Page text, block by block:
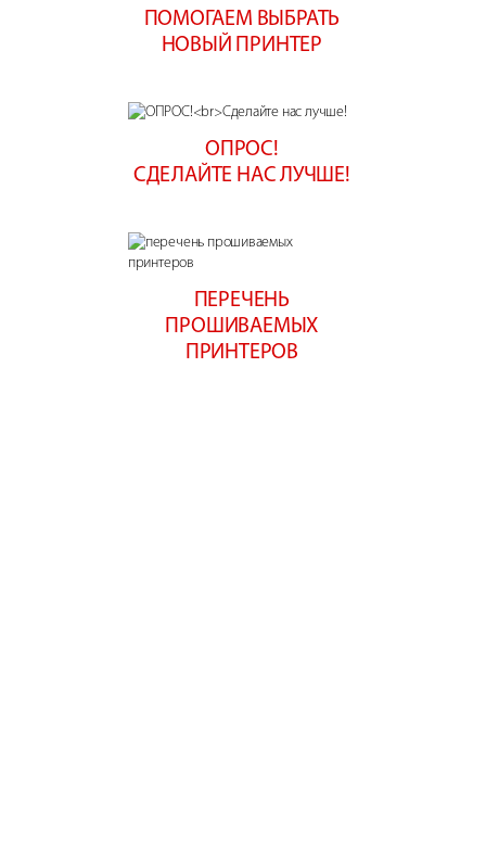
ПОМОГАЕМ ВЫБРАТЬ
НОВЫЙ ПРИНТЕР
ОПРОС!
СДЕЛАЙТЕ НАС ЛУЧШЕ!
ПЕРЕЧЕНЬ
ПРОШИВАЕМЫХ
ПРИНТЕРОВ